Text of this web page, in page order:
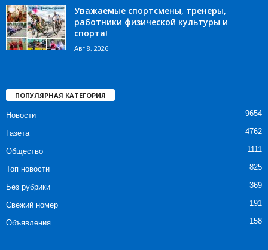
Уважаемые спортсмены, тренеры,
работники физической культуры и
спорта!
Авг 8, 2026
ПОПУЛЯРНАЯ КАТЕГОРИЯ
Новости 9654
Газета 4762
Общество 1111
Топ новости 825
Без рубрики 369
Свежий номер 191
Объявления 158